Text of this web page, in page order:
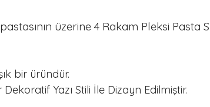
üzerine 4 Rakam Pleksi Pasta
bir üründür.
Yazı Stili İle Dizayn Edilmiştir.